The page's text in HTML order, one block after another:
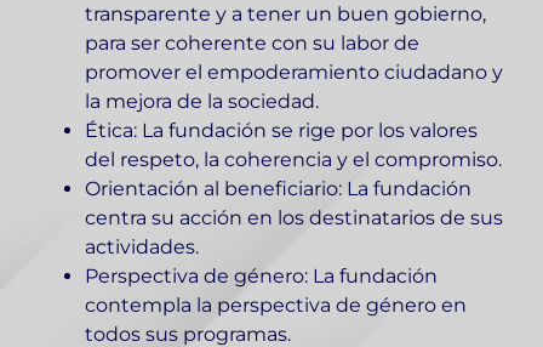
transparente y a tener un buen gobierno,
para ser coherente con su labor de
promover el empoderamiento ciudadano y
la mejora de la sociedad.
Ética: La fundación se rige por los valores
del respeto, la coherencia y el compromiso.
Orientación al beneficiario: La fundación
centra su acción en los destinatarios de sus
actividades.
Perspectiva de género: La fundación
contempla la perspectiva de género en
todos sus programas.